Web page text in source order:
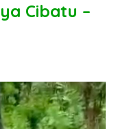
Cibatu –